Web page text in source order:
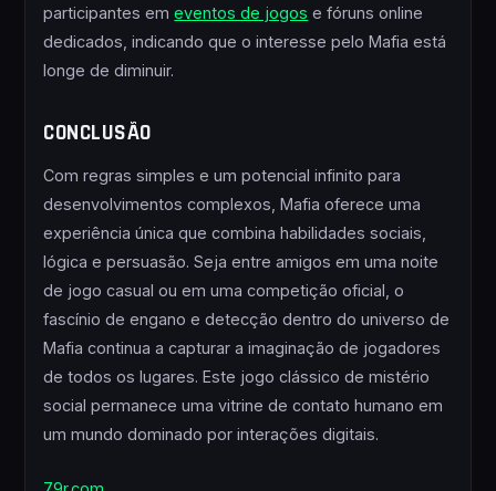
participantes emeventos de jogos e fóruns online
dedicados, indicando que o interesse pelo Mafia está
longe de diminuir.
CONCLUSÃO
Com regras simples e um potencial infinito para
desenvolvimentos complexos, Mafia oferece uma
experiência única que combina habilidades sociais,
lógica e persuasão. Seja entre amigos em uma noite
de jogo casual ou em uma competição oficial, o
fascínio de engano e detecção dentro do universo de
Mafia continua a capturar a imaginação de jogadores
de todos os lugares. Este jogo clássico de mistério
social permanece uma vitrine de contato humano em
um mundo dominado por interações digitais.